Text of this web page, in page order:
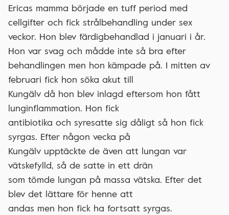
Ericas mamma började en tuff period med
cellgifter och fick strålbehandling under sex
veckor. Hon blev färdigbehandlad i januari i år.
Hon var svag och mådde inte så bra efter
behandlingen men hon kämpade på. I mitten av
februari fick hon söka akut till
Kungälv då hon blev inlagd eftersom hon fått
lunginflammation. Hon fick
antibiotika och syresatte sig dåligt så hon fick
syrgas. Efter någon vecka på
Kungälv upptäckte de även att lungan var
vätskefylld, så de satte in ett drän
som tömde lungan på massa vätska. Efter det
blev det lättare för henne att
andas men hon fick ha fortsatt syrgas.